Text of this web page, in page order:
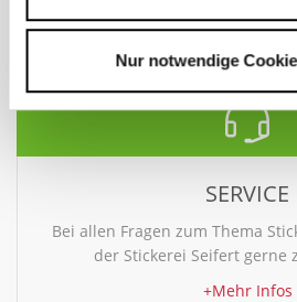
Nur notwendige
+Mehr Infos
SERVICE
Bei allen Fragen zum Thema
der Stickerei Seifert gerne
+Mehr Infos